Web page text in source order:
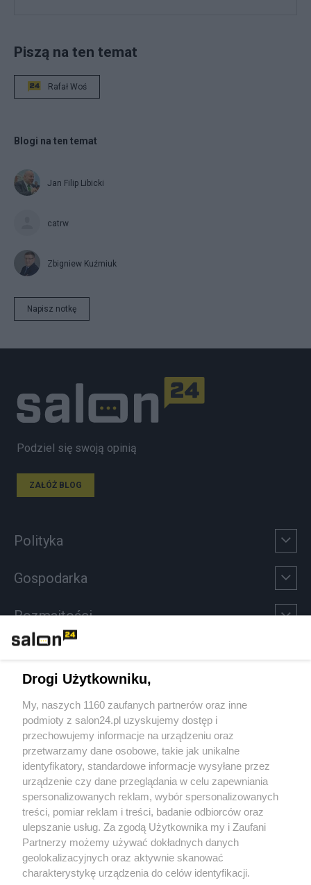
Piszą na ten temat
Rafał Woś
Blogi na ten temat
Jan Filip Libicki
catrw
Zbigniew Kuźmiuk
Napisz notkę
Podziel się swoją opinią
ZAŁÓŻ BLOG
Polityka
Gospodarka
Rozmaitości
Sport
Społeczeństwo
Kultura
X Facebook Instagram Youtube
Drogi Użytkowniku,
My, naszych 1160 zaufanych partnerów oraz inne
podmioty z salon24.pl uzyskujemy dostęp i
przechowujemy informacje na urządzeniu oraz
przetwarzamy dane osobowe, takie jak unikalne
identyfikatory, standardowe informacje wysyłane przez
urządzenie czy dane przeglądania w celu zapewniania
spersonalizowanych reklam, wybór spersonalizowanych
treści, pomiar reklam i treści, badanie odbiorców oraz
ulepszanie usług. Za zgodą Użytkownika my i Zaufani
Partnerzy możemy używać dokładnych danych
geolokalizacyjnych oraz aktywnie skanować
charakterystykę urządzenia do celów identyfikacji.